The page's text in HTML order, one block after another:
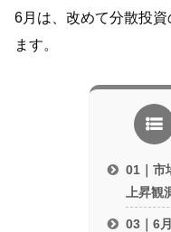
6月は、改めて分散投
ます。
01｜
上昇
03｜6